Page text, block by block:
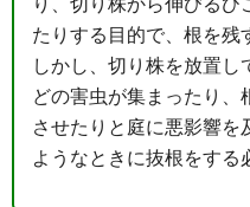
たりする目的で、根を残
しかし、切り株を放置
どの害虫が集まったり
させたりと庭に悪影響
ようなときに抜根をする